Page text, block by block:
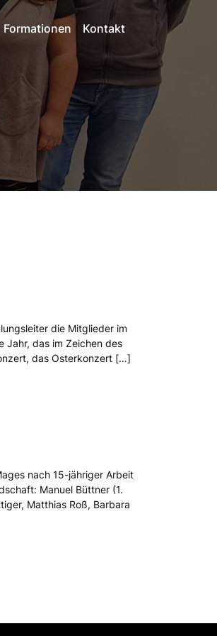
Formationen Kontakt
die Mitglieder im
Jahr, das im Zeichen des
das Osterkonzert […]
nach 15-jähriger Arbeit
Manuel Büttner (1.
Matthias Roß, Barbara